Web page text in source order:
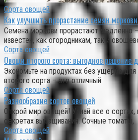
Сорта овощей
Как улучшить прорастание семян
Семена моркови прорастают медленно
известен, как огородникам, так и
Сорта овощей
Овощи второго сорта: выгодное решение
Экономьте на продуктах без ущерба
второго сорта – это отличный
Сорта овощей
Разнообразие сортов овощей
Открой мир овощей! Узнай все о сортах,
секретах выращивания. Сочные томаты,
Сорта овощей